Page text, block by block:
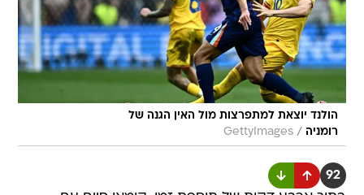
הולנד יוצאת למתפרצות מול האין הגנה של
רומניה /
GettyImages
92